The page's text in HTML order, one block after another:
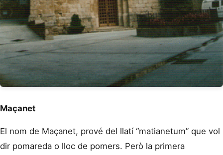
Maçanet
El nom de Maçanet, prové del llatí “matianetum” que vol
dir pomareda o lloc de pomers. Però la primera